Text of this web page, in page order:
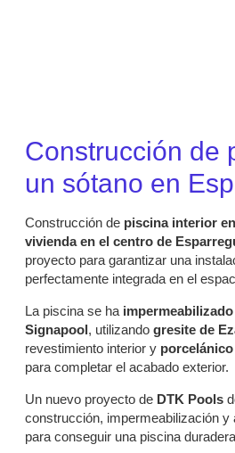
Construcción de
un sótano en
Construcción de piscina interior
vivienda en el centro de
proyecto para garantizar una
perfectamente integrada en el
La piscina se ha
Signapool, utilizando gresite de
revestimiento interior y
para completar el acabado exterior.
Un nuevo proyecto de DTK Pools
construcción, impermeabilización y
para conseguir una piscina